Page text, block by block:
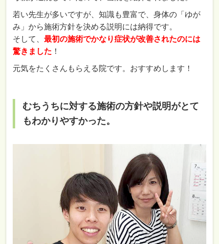
若い先生が多いですが、知識も豊富で、身体の「ゆが
み」から施術方針を決める説明には納得です。
そして、最初の施術でかなり症状が改善されたのには
驚きました ！
元気をたくさんもらえる院です。おすすめします！
むちうちに対する施術の方針や説明がとて
もわかりやすかった。